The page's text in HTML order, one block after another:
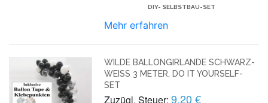
DIY- SELBSTBAU-SET
Mehr erfahren
WILDE BALLONGIRLANDE SCHWARZ-
WEISS 3 METER, DO IT YOURSELF-S
ET
Zuzügl. Steuer: 9,20 €